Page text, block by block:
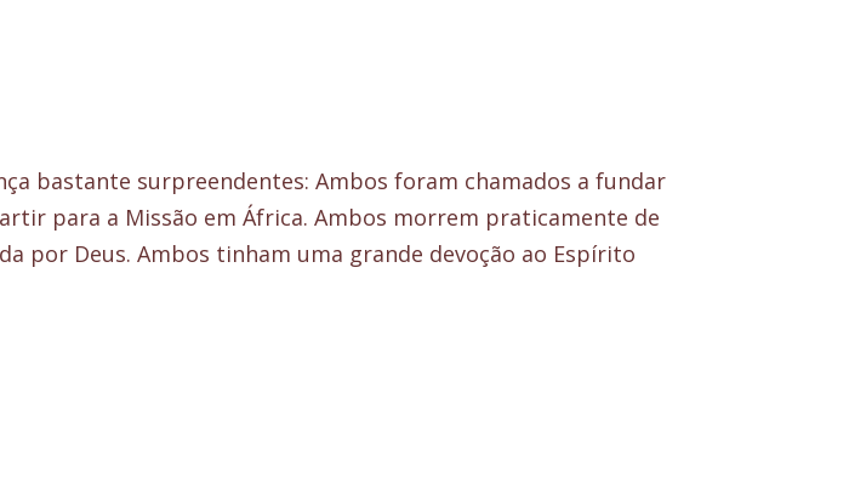
bastante surpreendentes: Ambos foram chamados a fundar
para a Missão em África. Ambos morrem praticamente de
por Deus. Ambos tinham uma grande devoção ao Espírito